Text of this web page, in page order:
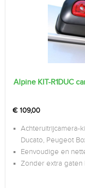
Alpine KIT-R1DUC
€ 109,00
Achteruitrijcamera-
Ducato, Peugeot
Eenvoudige en
Zonder extra gaten